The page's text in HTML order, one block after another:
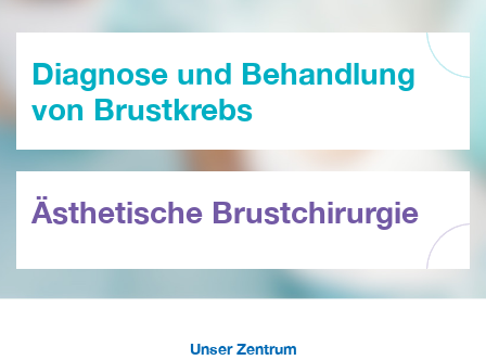
Diagnose und Behandlung
von Brustkrebs
Ästhetische Brustchirurgie
Unser Zentrum